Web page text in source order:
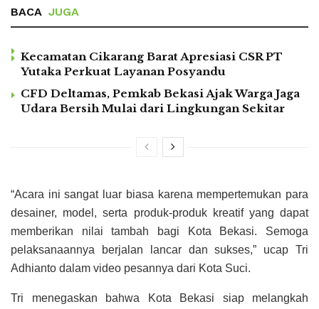
BACA JUGA
Kecamatan Cikarang Barat Apresiasi CSR PT
Yutaka Perkuat Layanan Posyandu
CFD Deltamas, Pemkab Bekasi Ajak Warga Jaga
Udara Bersih Mulai dari Lingkungan Sekitar
“Acara ini sangat luar biasa karena mempertemukan para
desainer, model, serta produk-produk kreatif yang dapat
memberikan nilai tambah bagi Kota Bekasi. Semoga
pelaksanaannya berjalan lancar dan sukses,” ucap Tri
Adhianto dalam video pesannya dari Kota Suci.
Tri menegaskan bahwa Kota Bekasi siap melangkah